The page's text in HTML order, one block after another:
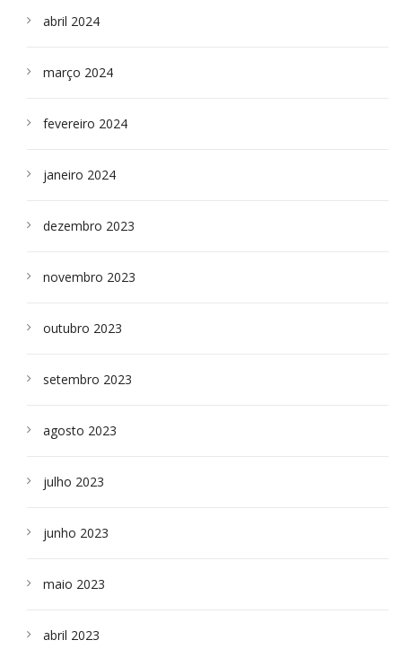
abril 2024
março 2024
fevereiro 2024
janeiro 2024
dezembro 2023
novembro 2023
outubro 2023
setembro 2023
agosto 2023
julho 2023
junho 2023
maio 2023
abril 2023